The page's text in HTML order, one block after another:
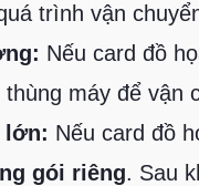
trình vận
Nếu card đồ
máy để vận
lớn: Nếu card đồ
gói riêng. Sau